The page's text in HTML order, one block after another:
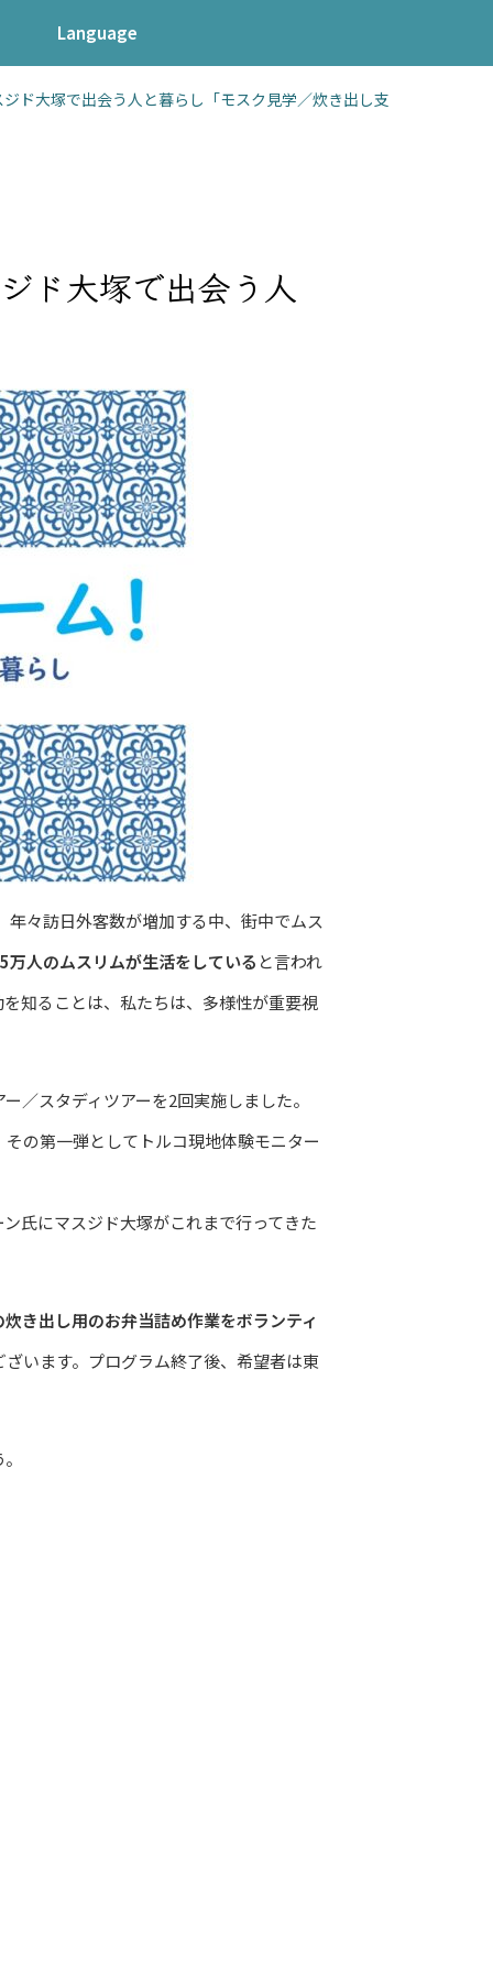
Language
ド大塚で出会う人と暮らし「モスク見学／炊き出し支
ド大塚で出会う人
々訪日外客数が増加する中、街中でムス
万人のムスリムが生活をしている と言われ
知ることは、私たちは、多様性が重要視
スタディツアーを2回実施しました。
の第一弾としてトルコ現地体験モニター
氏にマスジド大塚がこれまで行ってきた
き出し用のお弁当詰め作業をボランティ
います。プログラム終了後、希望者は東